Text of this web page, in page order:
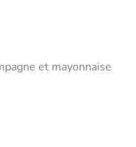
et mayonnaise